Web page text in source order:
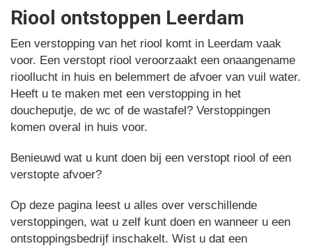
Riool ontstoppen Leerdam
Een verstopping van het riool komt in Leerdam vaak
voor. Een verstopt riool veroorzaakt een onaangename
rioollucht in huis en belemmert de afvoer van vuil water.
Heeft u te maken met een verstopping in het
doucheputje, de wc of de wastafel? Verstoppingen
komen overal in huis voor.
Benieuwd wat u kunt doen bij een verstopt riool of een
verstopte afvoer?
Op deze pagina leest u alles over verschillende
verstoppingen, wat u zelf kunt doen en wanneer u een
ontstoppingsbedrijf inschakelt. Wist u dat een